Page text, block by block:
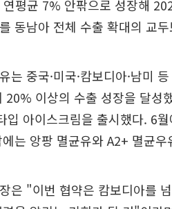
평균 7% 안팎으로 성장해
동남아 전체 수출 확대의 교
는 중국·미국·캄보디아·남미
20% 이상의 수출 성장을 달성
입 아이스크림을 출시했다. 6
는 앙팡 멸균유와 A2+ 멸균
은 "이번 협약은 캄보디아를